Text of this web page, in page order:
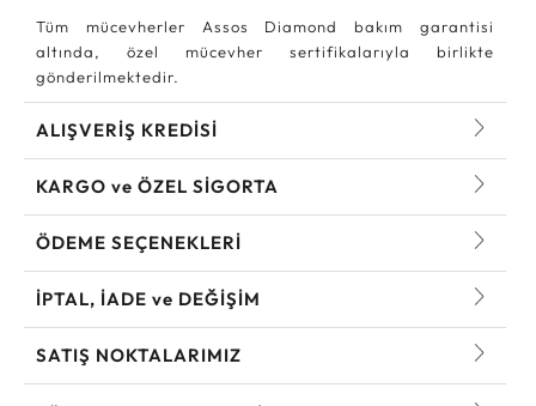
Tüm mücevherler Assos Diamond bakım garantisi
altında, özel mücevher sertifikalarıyla birlikte
gönderilmektedir.
ALIŞVERİŞ KREDİSİ
KARGO ve ÖZEL SİGORTA
ÖDEME SEÇENEKLERİ
İPTAL, İADE ve DEĞİŞİM
SATIŞ NOKTALARIMIZ